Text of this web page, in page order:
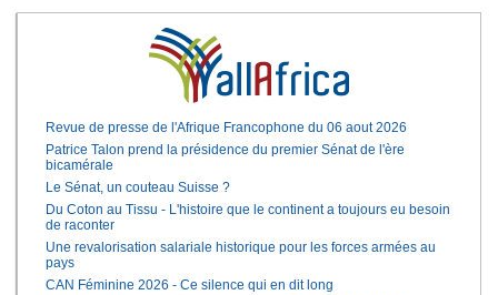
Revue de presse de l'Afrique Francophone du 06 aout 2026
Patrice Talon prend la présidence du premier Sénat de l'ère
bicamérale
Le Sénat, un couteau Suisse ?
Du Coton au Tissu - L'histoire que le continent a toujours eu besoin
de raconter
Une revalorisation salariale historique pour les forces armées au
pays
CAN Féminine 2026 - Ce silence qui en dit long